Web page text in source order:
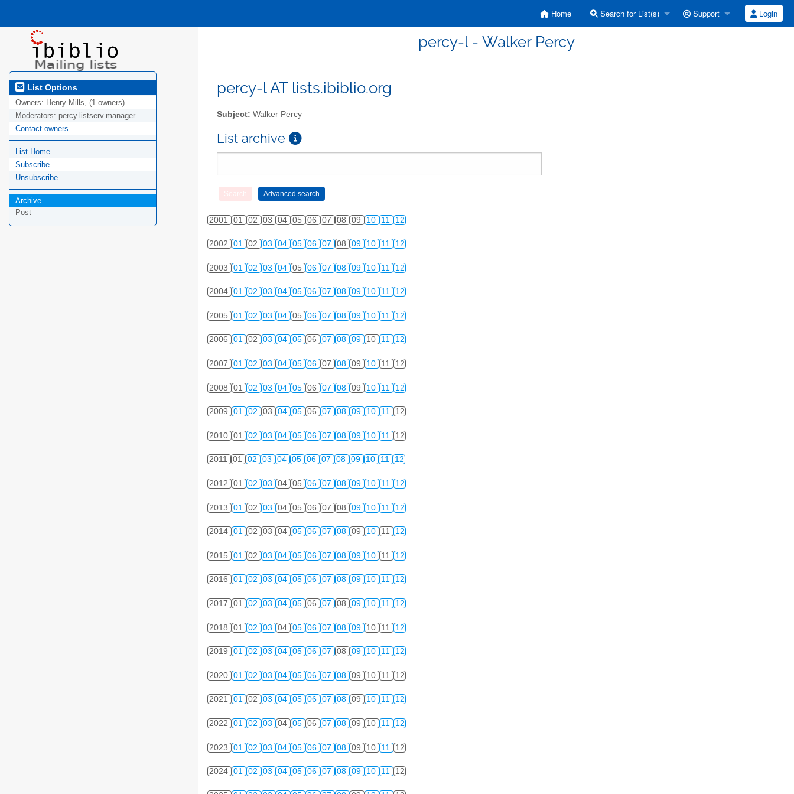
Home Search for List(s) Support Login
percy-l - Walker Percy
List Options
Owners: Henry Mills, (1 owners)
Moderators: percy.listserv.manager
Contact owners
List Home
Subscribe
Unsubscribe
Archive
Post
percy-l AT lists.ibiblio.org
Subject: Walker Percy
List archive
2001 01 02 03 04 05 06 07 08 09 10 11 12
2002 01 02 03 04 05 06 07 08 09 10 11 12
2003 01 02 03 04 05 06 07 08 09 10 11 12
2004 01 02 03 04 05 06 07 08 09 10 11 12
2005 01 02 03 04 05 06 07 08 09 10 11 12
2006 01 02 03 04 05 06 07 08 09 10 11 12
2007 01 02 03 04 05 06 07 08 09 10 11 12
2008 01 02 03 04 05 06 07 08 09 10 11 12
2009 01 02 03 04 05 06 07 08 09 10 11 12
2010 01 02 03 04 05 06 07 08 09 10 11 12
2011 01 02 03 04 05 06 07 08 09 10 11 12
2012 01 02 03 04 05 06 07 08 09 10 11 12
2013 01 02 03 04 05 06 07 08 09 10 11 12
2014 01 02 03 04 05 06 07 08 09 10 11 12
2015 01 02 03 04 05 06 07 08 09 10 11 12
2016 01 02 03 04 05 06 07 08 09 10 11 12
2017 01 02 03 04 05 06 07 08 09 10 11 12
2018 01 02 03 04 05 06 07 08 09 10 11 12
2019 01 02 03 04 05 06 07 08 09 10 11 12
2020 01 02 03 04 05 06 07 08 09 10 11 12
2021 01 02 03 04 05 06 07 08 09 10 11 12
2022 01 02 03 04 05 06 07 08 09 10 11 12
2023 01 02 03 04 05 06 07 08 09 10 11 12
2024 01 02 03 04 05 06 07 08 09 10 11 12